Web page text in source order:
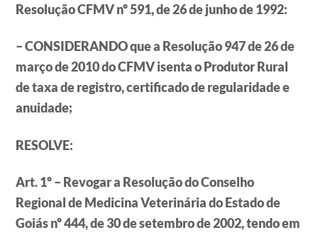
Resolução CFMV nº 591, de 26 de junho de 1992:
– CONSIDERANDO que a Resolução 947 de 26 de
março de 2010 do CFMV isenta o Produtor Rural
de taxa de registro, certificado de regularidade e
anuidade;
RESOLVE:
Art. 1º – Revogar a Resolução do Conselho
Regional de Medicina Veterinária do Estado de
Goiás nº 444, de 30 de setembro de 2002, tendo em